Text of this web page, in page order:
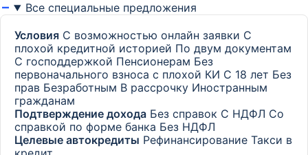
Все специальные предложения
Условия С возможностью онлайн заявки С
плохой кредитной историей По двум документам
С господдержкой Пенсионерам Без
первоначального взноса с плохой КИ С 18 лет Без
прав Безработным В рассрочку Иностранным
гражданам
Подтверждение дохода Без справок С НДФЛ Со
справкой по форме банка Без НДФЛ
Целевые автокредиты Рефинансирование Такси в